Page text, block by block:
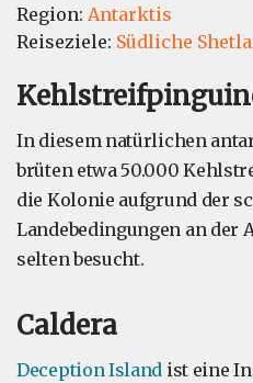
Region: Antarktis
Reiseziele: Südliche
In diesem natürlichen
brüten etwa 50.000
die Kolonie aufgrund der
Landebedingungen an der
selten besucht.
Caldera
Deception Island ist eine